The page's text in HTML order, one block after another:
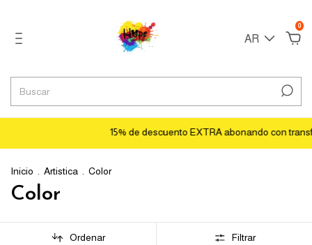
AR
0
15% de descuento EXTRA abonando con
Inicio Artistica Color
Color
Ordenar Filtrar